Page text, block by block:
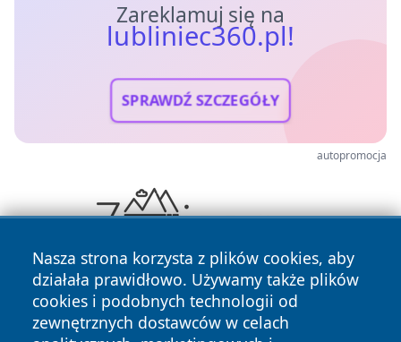
Zareklamuj się na
lubliniec360.pl!
SPRAWDŹ SZCZEGÓŁY
autopromocja
Nasza strona korzysta z plików cookies, aby
działała prawidłowo. Używamy także plików
cookies i podobnych technologii od
zewnętrznych dostawców w celach